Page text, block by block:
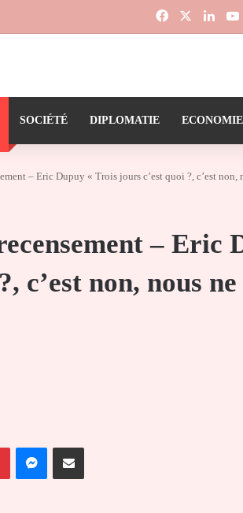
Facebook
SOCIÉTÉ DIPLOMATIE ECONOMIE
– Eric Dupuy « Trois jours c’est quoi ?, c’est non,
– Eric
c’est non, nous
PinterestMessengerPartager par email